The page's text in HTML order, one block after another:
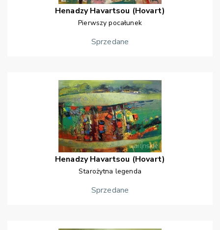
Henadzy Havartsou (Hovart)
Pierwszy pocałunek
Sprzedane
Henadzy Havartsou (Hovart)
Starożytna legenda
Sprzedane